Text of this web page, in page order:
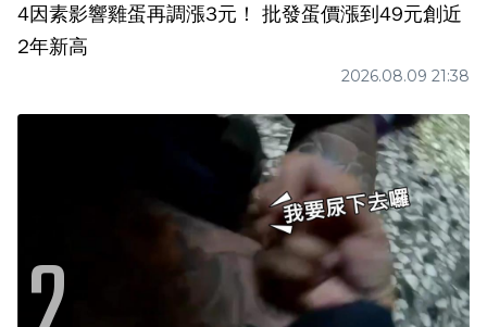
4因素影響雞蛋再調漲3元！ 批發蛋價漲到49元創近
2年新高
2026.08.09 21:38